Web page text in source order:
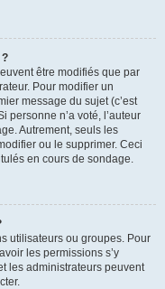
être modifiés que par
Pour modifier un
message du sujet (c’est
personne n’a voté, l’auteur
Autrement, seuls les
ou le supprimer. Ceci
en cours de sondage.
utilisateurs ou groupes. Pour
les permissions s’y
les administrateurs peuvent